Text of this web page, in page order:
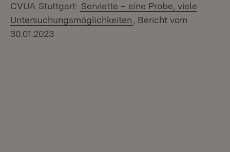
CVUA Stuttgart: Serviette – eine Probe, viele
Untersuchungsmöglichkeiten
, Bericht vom
30.01.2023